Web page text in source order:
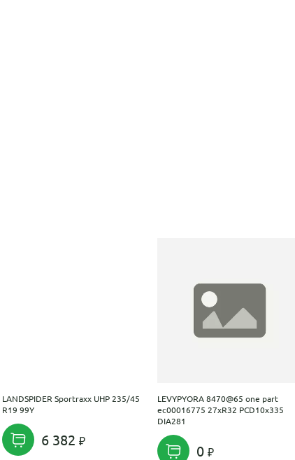
LANDSPIDER Sportraxx UHP 235/45
R19 99Y
6 382
LEVYPYORA 8470@65 one part
ec00016775 27xR32 PCD10x335
DIA281
0